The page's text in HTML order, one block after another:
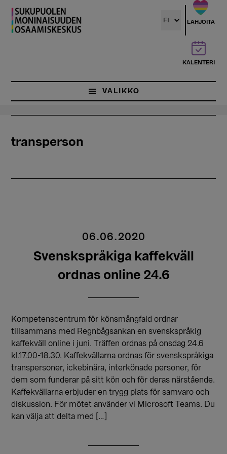
Hyppää
pääsisältöön
LAHJOITA
KALENTERI
VALIKKO
transperson
06.06.2020
Svenskspråkiga kaffekväll
ordnas online 24.6
Kompetenscentrum för könsmångfald ordnar
tillsammans med Regnbågsankan en svenskspråkig
kaffekväll online i juni. Träffen ordnas på onsdag 24.6
kl.17.00-18.30. Kaffekvällarna ordnas för svenskspråkiga
transpersoner, ickebinära, interkönade personer, för
dem som funderar på sitt kön och för deras närstående.
Kaffekvällarna erbjuder en trygg plats för samvaro och
diskussion. För mötet använder vi Microsoft Teams. Du
kan välja att delta med […]